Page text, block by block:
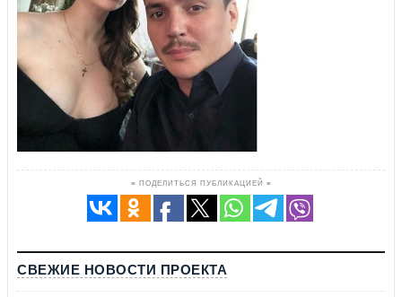
≡ ПОДЕЛИТЬСЯ ПУБЛИКАЦИЕЙ ≡
СВЕЖИЕ НОВОСТИ ПРОЕКТА